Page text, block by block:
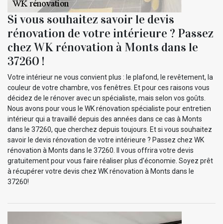
Si vous souhaitez savoir le devis
rénovation de votre intérieure ? Passez
chez WK rénovation à Monts dans le
37260 !
Votre intérieur ne vous convient plus : le plafond, le revêtement, la
couleur de votre chambre, vos fenêtres. Et pour ces raisons vous
décidez de le rénover avec un spécialiste, mais selon vos goûts.
Nous avons pour vous le WK rénovation spécialiste pour entretien
intérieur qui a travaillé depuis des années dans ce cas à Monts
dans le 37260, que cherchez depuis toujours. Et si vous souhaitez
savoir le devis rénovation de votre intérieure ? Passez chez WK
rénovation à Monts dans le 37260. Il vous offrira votre devis
gratuitement pour vous faire réaliser plus d’économie. Soyez prêt
à récupérer votre devis chez WK rénovation à Monts dans le
37260!